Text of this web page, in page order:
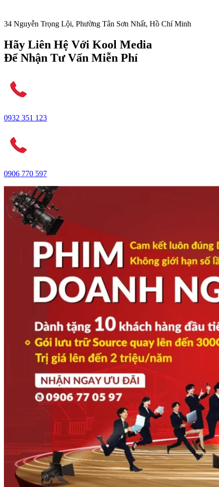
34 Nguyễn Trọng Lội, Phường Tân Sơn Nhất, Hồ Chí Minh
Hãy Liên Hệ Với Kool Media
Để Nhận Tư Vấn Miễn Phí
0932 351 123
0906 770 597